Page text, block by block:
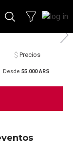
Precios
Desde 55.000 ARS